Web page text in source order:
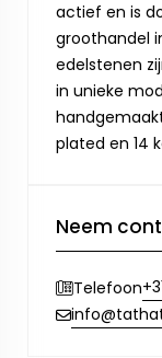
actief en is
groothandel
edelstenen
in unieke
plated en 14
Neem
Telefoon